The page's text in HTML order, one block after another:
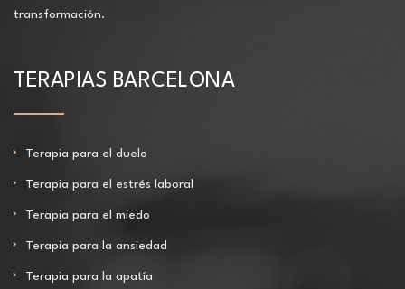
transformación.
TERAPIAS BARCELONA
Terapia para el duelo
Terapia para el estrés laboral
Terapia para el miedo
Terapia para la ansiedad
Terapia para la apatía